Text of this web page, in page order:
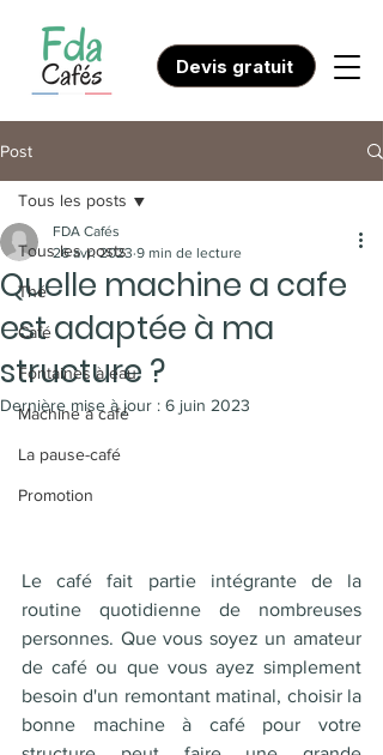
Devis gratuit
Post
Tous les posts
Thé
Café
Fontaines à eau
Machine à café
La pause-café
Promotion
Tous les posts
Quelle machine a cafe
est adaptée à ma
structure ?
FDA Cafés
26 avr. 2023 9 min de lecture
Dernière mise à jour : 6 juin 2023
Le café fait partie intégrante de la
routine quotidienne de nombreuses
personnes. Que vous soyez un amateur
de café ou que vous ayez simplement
besoin d'un remontant matinal, choisir la
bonne machine à café pour votre